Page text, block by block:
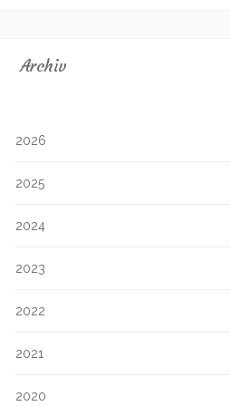
Archiv
2026
2025
2024
2023
2022
2021
2020